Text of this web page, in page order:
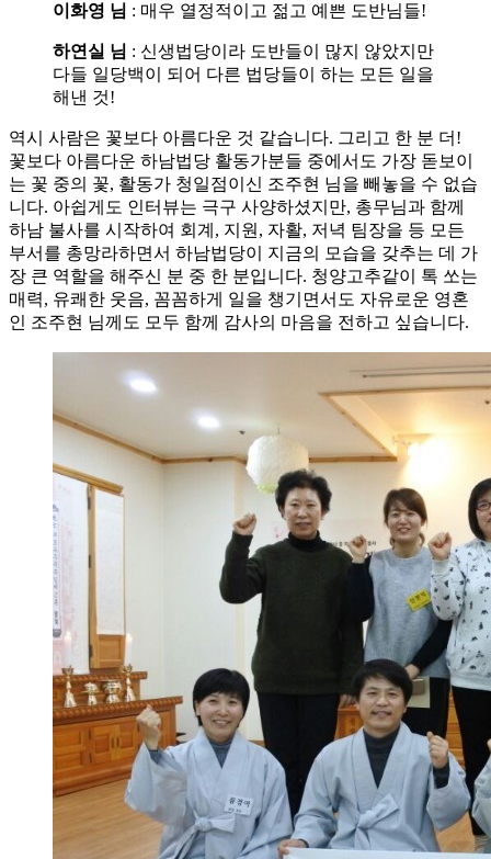
이화영 님 : 매우 열정적이고 젊고 예쁜 도반님들!
하연실 님 : 신생법당이라 도반들이 많지 않았지만
다들 일당백이 되어 다른 법당들이 하는 모든 일을
해낸 것!
역시 사람은 꽃보다 아름다운 것 같습니다. 그리고 한 분 더!
꽃보다 아름다운 하남법당 활동가분들 중에서도 가장 돋보이
는 꽃 중의 꽃, 활동가 청일점이신 조주현 님을 빼놓을 수 없습
니다. 아쉽게도 인터뷰는 극구 사양하셨지만, 총무님과 함께
하남 불사를 시작하여 회계, 지원, 자활, 저녁 팀장을 등 모든
부서를 총망라하면서 하남법당이 지금의 모습을 갖추는 데 가
장 큰 역할을 해주신 분 중 한 분입니다. 청양고추같이 톡 쏘는
매력, 유쾌한 웃음, 꼼꼼하게 일을 챙기면서도 자유로운 영혼
인 조주현 님께도 모두 함께 감사의 마음을 전하고 싶습니다.